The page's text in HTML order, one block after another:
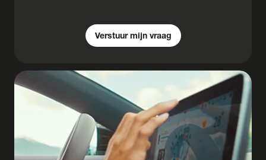
Verstuur mijn vraag